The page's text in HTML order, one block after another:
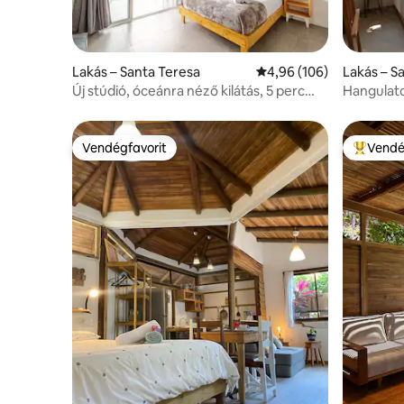
Lakás – Santa Teresa Átlagos értékelés: 5/
4,96 (106)
Új stúdió, óceánra néző kilátás, 5 perc
Lakás –
Vendégfavorit
Vendégfavorit Kiemelt